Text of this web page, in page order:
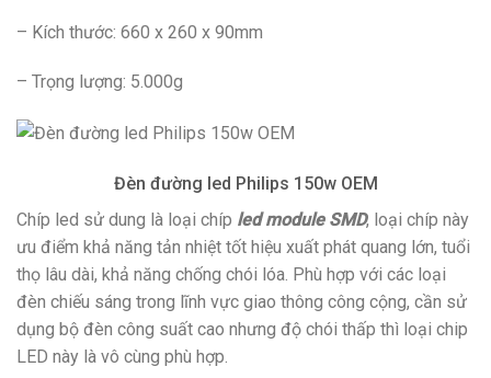
– Kích thước: 660 x 260 x 90mm
– Trọng lượng: 5.000g
Đèn đường led Philips 150w OEM
Chíp led sử dung là loại chíp led module SMD, loại chíp này
ưu điểm khả năng tản nhiệt tốt hiệu xuất phát quang lớn, tuổi
thọ lâu dài, khả năng chống chói lóa. Phù hợp với các loại
đèn chiếu sáng trong lĩnh vực giao thông công cộng, cần sử
dụng bộ đèn công suất cao nhưng độ chói thấp thì loại chip
LED này là vô cùng phù hợp.